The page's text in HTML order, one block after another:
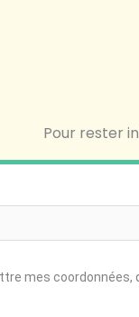
Pour rester
mes coordonnées,